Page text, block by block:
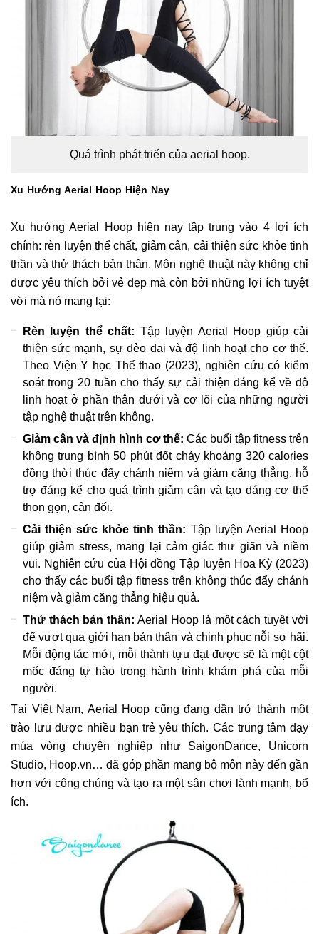
Quá trình phát triển của aerial hoop.
Xu Hướng Aerial Hoop Hiện Nay
Xu hướng Aerial Hoop hiện nay tập trung vào 4 lợi ích
chính: rèn luyện thể chất, giảm cân, cải thiện sức khỏe tinh
thần và thử thách bản thân. Môn nghệ thuật này không chỉ
được yêu thích bởi vẻ đẹp mà còn bởi những lợi ích tuyệt
vời mà nó mang lại:
Rèn luyện thể chất: Tập luyện Aerial Hoop giúp cải
thiện sức mạnh, sự dẻo dai và độ linh hoạt cho cơ thể.
Theo Viện Y học Thể thao (2023), nghiên cứu có kiểm
soát trong 20 tuần cho thấy sự cải thiện đáng kể về độ
linh hoạt ở phần thân dưới và cơ lõi của những người
tập nghệ thuật trên không.
Giảm cân và định hình cơ thể: Các buổi tập fitness trên
không trung bình 50 phút đốt cháy khoảng 320 calories
đồng thời thúc đẩy chánh niệm và giảm căng thẳng, hỗ
trợ đáng kể cho quá trình giảm cân và tạo dáng cơ thể
thon gọn, cân đối.
Cải thiện sức khỏe tinh thần: Tập luyện Aerial Hoop
giúp giảm stress, mang lại cảm giác thư giãn và niềm
vui. Nghiên cứu của Hội đồng Tập luyện Hoa Kỳ (2023)
cho thấy các buổi tập fitness trên không thúc đẩy chánh
niệm và giảm căng thẳng hiệu quả.
Thử thách bản thân: Aerial Hoop là một cách tuyệt vời
để vượt qua giới hạn bản thân và chinh phục nỗi sợ hãi.
Mỗi động tác mới, mỗi thành tựu đạt được sẽ là một cột
mốc đáng tự hào trong hành trình khám phá của mỗi
người.
Tại Việt Nam, Aerial Hoop cũng đang dần trở thành một
trào lưu được nhiều bạn trẻ yêu thích. Các trung tâm dạy
múa vòng chuyên nghiệp như SaigonDance, Unicorn
Studio, Hoop.vn… đã góp phần mang bộ môn này đến gần
hơn với công chúng và tạo ra một sân chơi lành mạnh, bổ
ích.